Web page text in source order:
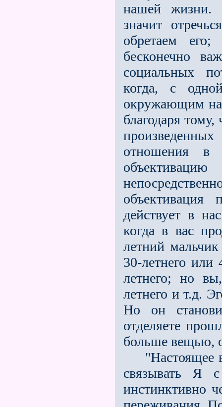
нашей жизни.
значит
обретаем
бесконечно
социальных
когда, с
окружающим
благодаря
отношения в
действует в
когда в вас
летний
30-летнего или
летнего; но
летнего и т.д.
Но он
отделяете
больше вещью,
"Настоящее
связывать Я
инстинктивно